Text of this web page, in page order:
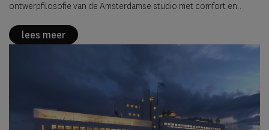
ontwerpfilosofie van de Amsterdamse studio met comfort en
lees meer